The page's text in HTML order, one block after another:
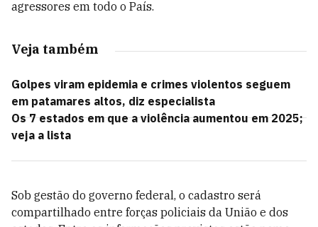
agressores em todo o País.
Veja também
Golpes viram epidemia e crimes violentos seguem
em patamares altos, diz especialista
Os 7 estados em que a violência aumentou em 2025;
veja a lista
Sob gestão do governo federal, o cadastro será
compartilhado entre forças policiais da União e dos